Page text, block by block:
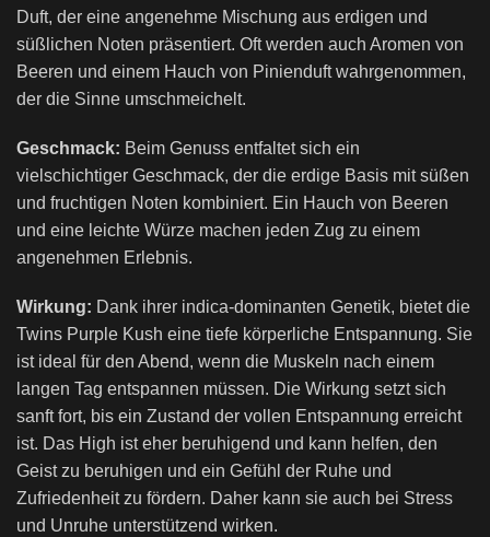
Duft, der eine angenehme Mischung aus erdigen und
süßlichen Noten präsentiert. Oft werden auch Aromen von
Beeren und einem Hauch von Pinienduft wahrgenommen,
der die Sinne umschmeichelt.
Geschmack: Beim Genuss entfaltet sich ein
vielschichtiger Geschmack, der die erdige Basis mit süßen
und fruchtigen Noten kombiniert. Ein Hauch von Beeren
und eine leichte Würze machen jeden Zug zu einem
angenehmen Erlebnis.
Wirkung: Dank ihrer indica-dominanten Genetik, bietet die
Twins Purple Kush eine tiefe körperliche Entspannung. Sie
ist ideal für den Abend, wenn die Muskeln nach einem
langen Tag entspannen müssen. Die Wirkung setzt sich
sanft fort, bis ein Zustand der vollen Entspannung erreicht
ist. Das High ist eher beruhigend und kann helfen, den
Geist zu beruhigen und ein Gefühl der Ruhe und
Zufriedenheit zu fördern. Daher kann sie auch bei Stress
und Unruhe unterstützend wirken.